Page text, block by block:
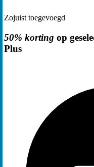
Zojuist toegevoegd
50% korting op
Plus